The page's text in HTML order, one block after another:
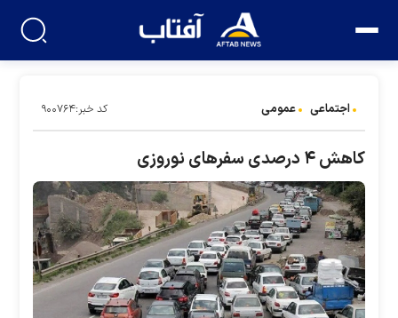
اجتماعی عمومی کد خبر:۹۰۰۷۶۴
کاهش ۴ درصدی سفر‌های نوروزی